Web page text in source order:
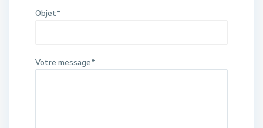
Objet*
Votre message*